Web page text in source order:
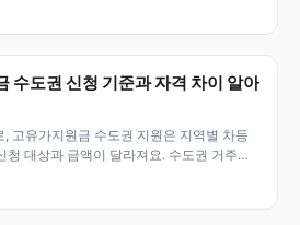
수도권 신청 기준과 자격 차이 알아
고유가지원금 수도권 지원은 지역별 차등
청 대상과 금액이 달라져요. 수도권 거주자